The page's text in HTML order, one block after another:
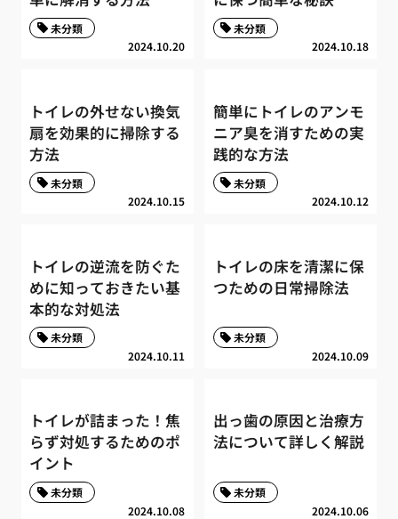
2024.10.20
未分類
2024.10.18
未分類
トイレの外せない換気
扇を効果的に掃除する
方法
2024.10.15
未分類
簡単にトイレのアンモ
ニア臭を消すための実
践的な方法
2024.10.12
未分類
トイレの逆流を防ぐた
めに知っておきたい基
本的な対処法
2024.10.11
未分類
トイレの床を清潔に保
つための日常掃除法
2024.10.09
未分類
トイレが詰まった！焦
らず対処するためのポ
イント
2024.10.08
未分類
出っ歯の原因と治療方
法について詳しく解説
2024.10.06
未分類